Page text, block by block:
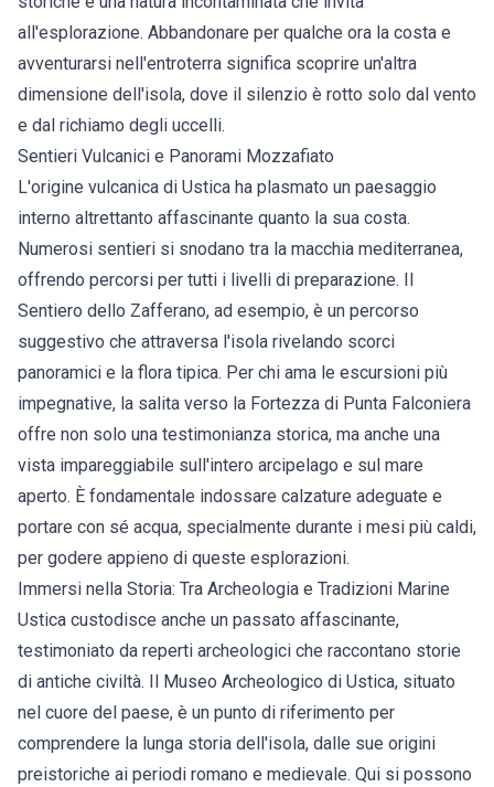
all'esplorazione. Abbandonare per qualche ora la costa e
avventurarsi nell'entroterra significa scoprire un'altra
dimensione dell'isola, dove il silenzio è rotto solo dal vento
e dal richiamo degli uccelli.
Sentieri Vulcanici e Panorami Mozzafiato
L'origine vulcanica di Ustica ha plasmato un paesaggio
interno altrettanto affascinante quanto la sua costa.
Numerosi sentieri si snodano tra la macchia mediterranea,
offrendo percorsi per tutti i livelli di preparazione. Il
Sentiero dello Zafferano, ad esempio, è un percorso
suggestivo che attraversa l'isola rivelando scorci
panoramici e la flora tipica. Per chi ama le escursioni più
impegnative, la salita verso la Fortezza di Punta Falconiera
offre non solo una testimonianza storica, ma anche una
vista impareggiabile sull'intero arcipelago e sul mare
aperto. È fondamentale indossare calzature adeguate e
portare con sé acqua, specialmente durante i mesi più caldi,
per godere appieno di queste esplorazioni.
Immersi nella Storia: Tra Archeologia e Tradizioni Marine
Ustica custodisce anche un passato affascinante,
testimoniato da reperti archeologici che raccontano storie
di antiche civiltà. Il Museo Archeologico di Ustica, situato
nel cuore del paese, è un punto di riferimento per
comprendere la lunga storia dell'isola, dalle sue origini
preistoriche ai periodi romano e medievale. Qui si possono